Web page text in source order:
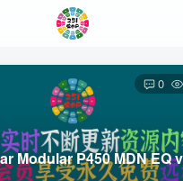
Modular P450 MDN EQ
0